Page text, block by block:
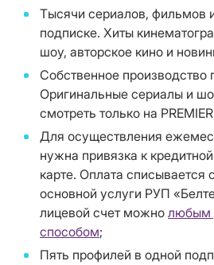
Тысячи сериалов, фильмов
подписке. Хиты
шоу, авторское кино и
Собственное производство
Оригинальные сериалы и
смотреть только на
Для осуществления
нужна привязка к
карте. Оплата списывается
основной услуги РУП
лицевой счет можно любым
способом;
Пять профилей в одной